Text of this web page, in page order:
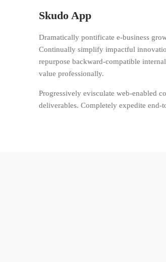
Skudo App
Dramatically pontificate e-business
Continually simplify impactful
repurpose backward-compatible
value professionally.
Progressively evisculate web-enabled
deliverables. Completely expedite end-